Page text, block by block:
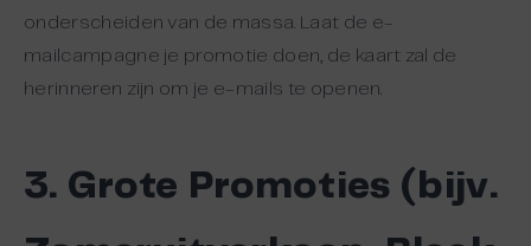
onderscheiden van de massa. Laat de e-
mailcampagne je promotie doen, de kaart zal de
herinneren zijn om je e-mails te openen.
3. Grote Promoties (bijv.